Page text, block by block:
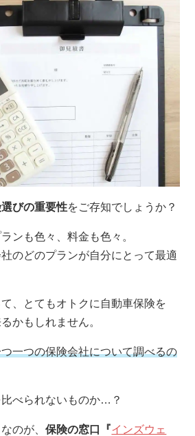
びの重要性をご存知でしょうか？
ンも色々、料金も色々。
のどのプランが自分にとって最適
、とてもオトクに自動車保険を
かもしれません。
一つの保険会社について調べるの
べられないものか…？
のが、保険の窓口『インズウェ